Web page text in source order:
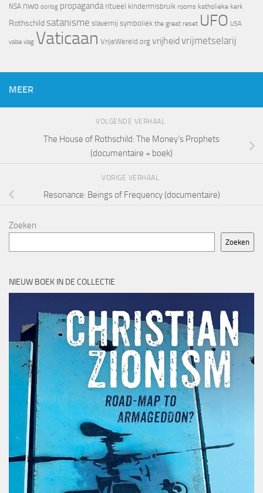
NSA nwo oorlog propaganda ritueel kindermisbruik rooms katholieke kerk
Rothschild satanisme slavernij symboliek the great reset UFO USA
valse vlag Vaticaan VrijeWereld.org vrijheid vrijmetselarij
MEER
VOLGENDE VERHAAL
The House of Rothschild: The Money’s Prophets
(documentaire + boek)
VORIGE VERHAAL
Resonance: Beings of Frequency (documentaire)
Zoeken
Zoeken
NIEUW BOEK IN DE COLLECTIE